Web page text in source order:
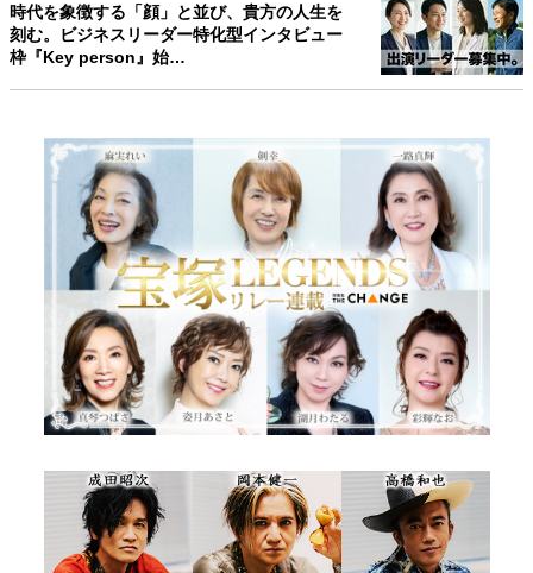
時代を象徴する「顔」と並び、貴方の人生を
刻む。ビジネスリーダー特化型インタビュー
枠『Key person』始…